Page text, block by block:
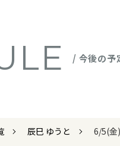
/ 今後の予
辰巳 ゆうと 6/5(金